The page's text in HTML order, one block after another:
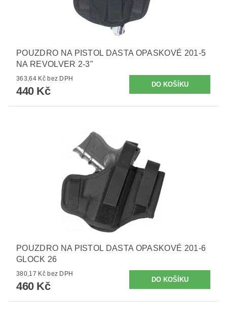
POUZDRO NA PISTOL DASTA OPASKOVÉ 201-5
NA REVOLVER 2-3"
363,64 Kč bez DPH
440 Kč
POUZDRO NA PISTOL DASTA OPASKOVÉ 201-6
GLOCK 26
380,17 Kč bez DPH
460 Kč